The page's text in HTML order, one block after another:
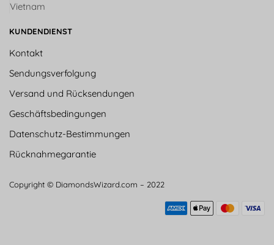
Vietnam
KUNDENDIENST
Kontakt
Sendungsverfolgung
Versand und Rücksendungen
Geschäftsbedingungen
Datenschutz-Bestimmungen
Rücknahmegarantie
Copyright © DiamondsWizard.com – 2022